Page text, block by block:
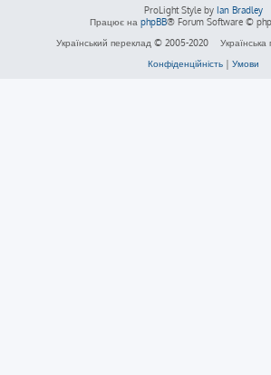
ProLight Style by Ian Bradley
Працює на phpBB® Forum Software ©
Український переклад © 2005-2020
Українська
Конфіденційність| Умови